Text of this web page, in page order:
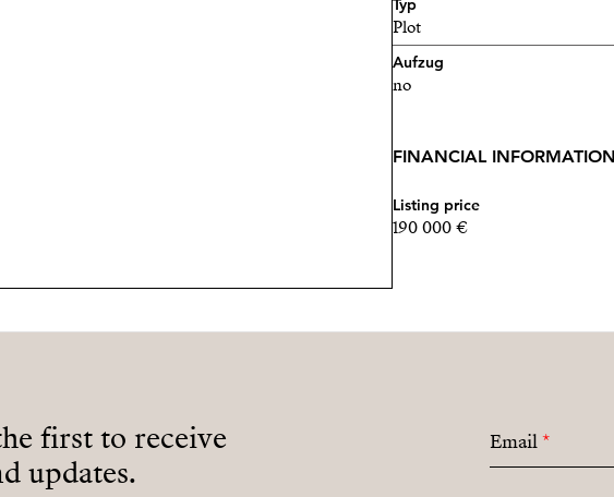
Typ
Plot
Aufzug
no
FINANCIAL INFORMATION
Listing price
190 000 €
first to receive
updates.
Email*